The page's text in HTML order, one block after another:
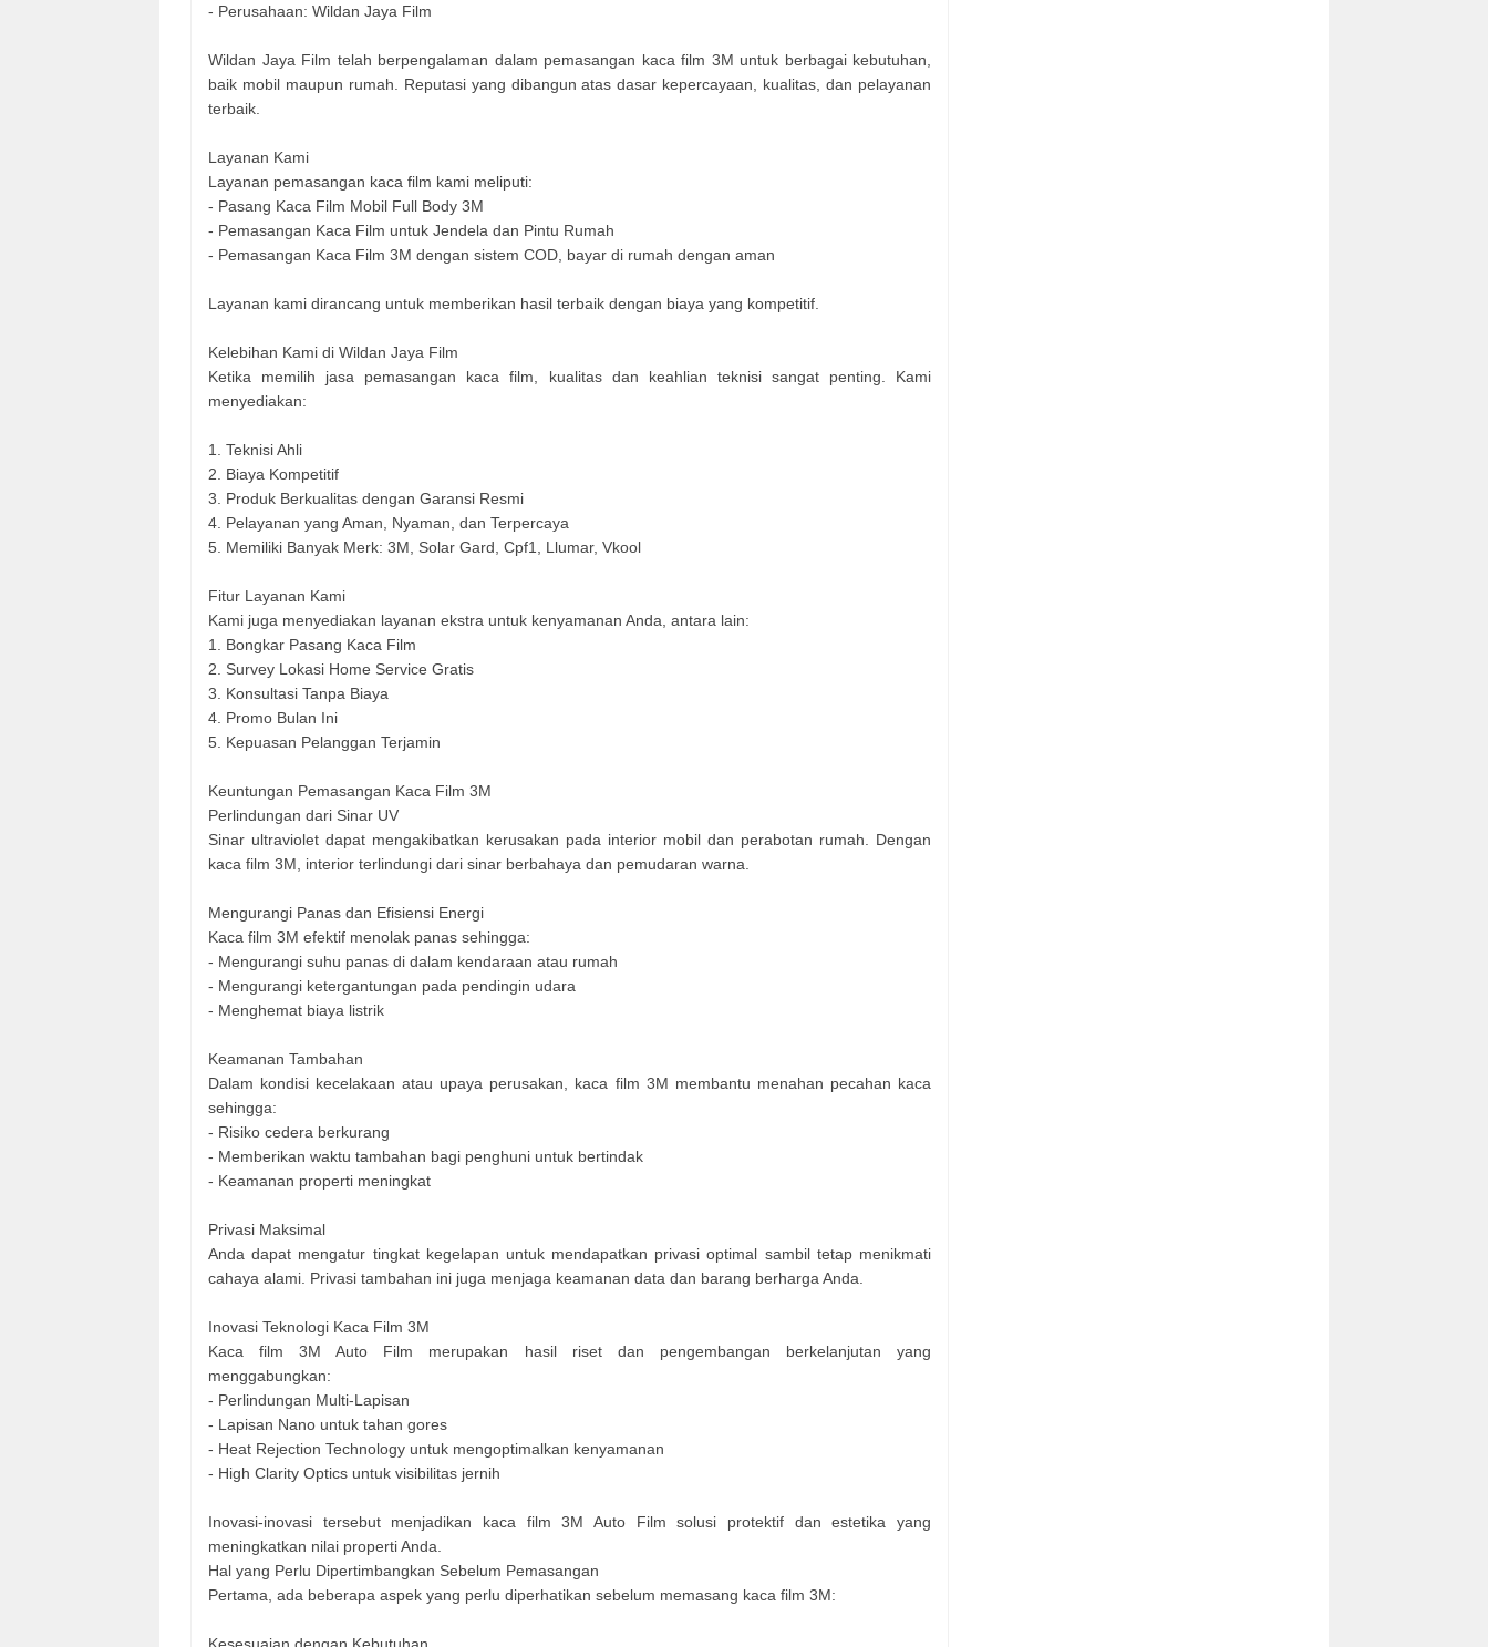
- Perusahaan: Wildan Jaya Film
Wildan Jaya Film telah berpengalaman dalam pemasangan kaca film 3M untuk berbagai kebutuhan,
baik mobil maupun rumah. Reputasi yang dibangun atas dasar kepercayaan, kualitas, dan pelayanan
terbaik.
Layanan Kami
Layanan pemasangan kaca film kami meliputi:
- Pasang Kaca Film Mobil Full Body 3M
- Pemasangan Kaca Film untuk Jendela dan Pintu Rumah
- Pemasangan Kaca Film 3M dengan sistem COD, bayar di rumah dengan aman
Layanan kami dirancang untuk memberikan hasil terbaik dengan biaya yang kompetitif.
Kelebihan Kami di Wildan Jaya Film
Ketika memilih jasa pemasangan kaca film, kualitas dan keahlian teknisi sangat penting. Kami
menyediakan:
1. Teknisi Ahli
2. Biaya Kompetitif
3. Produk Berkualitas dengan Garansi Resmi
4. Pelayanan yang Aman, Nyaman, dan Terpercaya
5. Memiliki Banyak Merk: 3M, Solar Gard, Cpf1, Llumar, Vkool
Fitur Layanan Kami
Kami juga menyediakan layanan ekstra untuk kenyamanan Anda, antara lain:
1. Bongkar Pasang Kaca Film
2. Survey Lokasi Home Service Gratis
3. Konsultasi Tanpa Biaya
4. Promo Bulan Ini
5. Kepuasan Pelanggan Terjamin
Keuntungan Pemasangan Kaca Film 3M
Perlindungan dari Sinar UV
Sinar ultraviolet dapat mengakibatkan kerusakan pada interior mobil dan perabotan rumah. Dengan
kaca film 3M, interior terlindungi dari sinar berbahaya dan pemudaran warna.
Mengurangi Panas dan Efisiensi Energi
Kaca film 3M efektif menolak panas sehingga:
- Mengurangi suhu panas di dalam kendaraan atau rumah
- Mengurangi ketergantungan pada pendingin udara
- Menghemat biaya listrik
Keamanan Tambahan
Dalam kondisi kecelakaan atau upaya perusakan, kaca film 3M membantu menahan pecahan kaca
sehingga:
- Risiko cedera berkurang
- Memberikan waktu tambahan bagi penghuni untuk bertindak
- Keamanan properti meningkat
Privasi Maksimal
Anda dapat mengatur tingkat kegelapan untuk mendapatkan privasi optimal sambil tetap menikmati
cahaya alami. Privasi tambahan ini juga menjaga keamanan data dan barang berharga Anda.
Inovasi Teknologi Kaca Film 3M
Kaca film 3M Auto Film merupakan hasil riset dan pengembangan berkelanjutan yang
menggabungkan:
- Perlindungan Multi-Lapisan
- Lapisan Nano untuk tahan gores
- Heat Rejection Technology untuk mengoptimalkan kenyamanan
- High Clarity Optics untuk visibilitas jernih
Inovasi-inovasi tersebut menjadikan kaca film 3M Auto Film solusi protektif dan estetika yang
meningkatkan nilai properti Anda.
Hal yang Perlu Dipertimbangkan Sebelum Pemasangan
Pertama, ada beberapa aspek yang perlu diperhatikan sebelum memasang kaca film 3M: